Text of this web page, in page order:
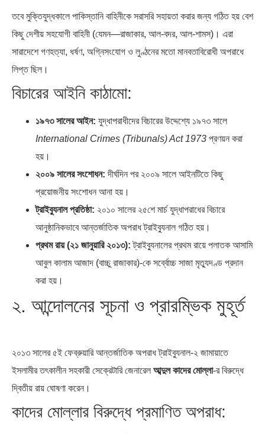
তবে মুক্তিযুদ্ধকালে পাকিস্তানি বাহিনীকে সরাসরি সহায়তা করার জন্য গঠিত হয় বেশ
কিছু দেশীয় সহযোগী বাহিনী (যেমন—রাজাকার, আল-বদর, আল-শামস)। এরা
সারাদেশে গণহত্যা, ধর্ষণ, অগ্নিসংযোগ ও লুণ্ঠনের মতো মানবতাবিরোধী অপরাধে
লিপ্ত ছিল।
বিচারের আইনি কাঠামো:
১৯৭৩ সালের আইন: যুদ্ধাপরাধীদের বিচারের উদ্দেশ্যে ১৯৭৩ সালে
International Crimes (Tribunals) Act 1973 প্রণয়ন করা
হয়।
২০০৯ সালের সংশোধন: দীর্ঘদিন পর ২০০৯ সালে আইনটিতে কিছু
প্রয়োজনীয় সংশোধন আনা হয়।
ট্রাইব্যুনাল প্রতিষ্ঠা: ২০১০ সালের ২৫শে মার্চ যুদ্ধাপরাধের বিচারে
আনুষ্ঠানিকভাবে আন্তর্জাতিক অপরাধ ট্রাইব্যুনাল গঠিত হয়।
প্রথম রায় (২১ জানুয়ারি ২০১৩): ট্রাইব্যুনালের প্রথম রায়ে পলাতক আসামি
আবুল কালাম আজাদ (বাচ্চু রাজাকার)-কে সর্ব্বোচ্চ সাজা মৃত্যুদণ্ড প্রদান
করা হয়।
২. আন্দোলনের সূচনা ও প্রারম্ভিক মুহূর্ত
২০১৩ সালের ৫ই ফেব্রুয়ারি আন্তর্জাতিক অপরাধ ট্রাইব্যুনাল-২ জামায়াতে
ইসলামীর তৎকালীন সহকারী সেক্রেটারি জেনারেল আব্দুল কাদের মোল্লা-র বিরুদ্ধে
দ্বিতীয় রায় ঘোষণা করেন।
কাদের মোল্লার বিরুদ্ধে প্রমাণিত অপরাধ: